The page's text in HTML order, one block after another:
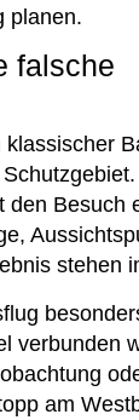
planen.
falsche
den Besuch
stehen
verbunden
am